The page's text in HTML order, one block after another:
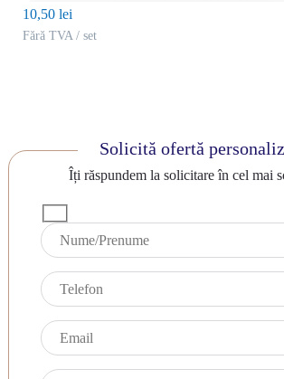
10,50 lei
Fără TVA / set
Solicită ofertă
Îți răspundem la solicitare în cel mai